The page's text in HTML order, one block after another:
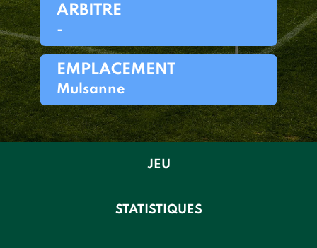
ARBITRE
-
EMPLACEMENT
Mulsanne
JEU
STATISTIQUES